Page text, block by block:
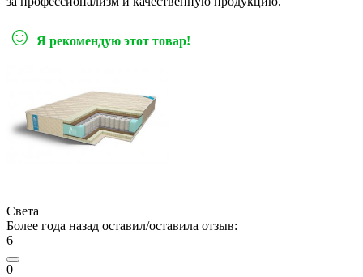
☺ Я рекомендую этот товар!
Света
Более года назад оставил/оставила отзыв:
6
0